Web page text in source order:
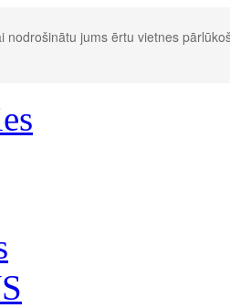
nodrošinātu jums ērtu vietnes